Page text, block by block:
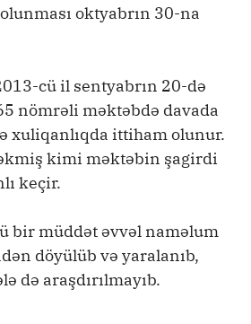
oktyabrın 30-na
cü il sentyabrın 20-də
nömrəli məktəbdə davada
xuliqanlıqda ittiham olunur.
kimi məktəbin şagirdi
keçir.
bir müddət əvvəl naməlum
döyülüb və yaralanıb,
də araşdırılmayıb.